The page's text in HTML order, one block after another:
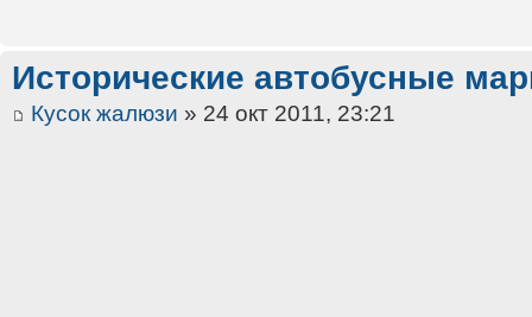
Исторические автобусные
Кусок жалюзи » 24 окт 2011, 23:21